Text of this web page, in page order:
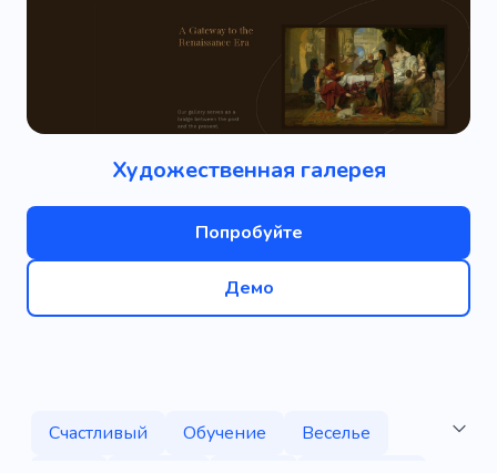
Художественная галерея
Попробуйте
Демо
Счастливый Обучение
Веселье